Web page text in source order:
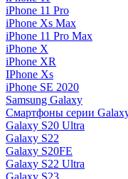
iPhone 11 Pro
iPhone Xs Max
iPhone 11 Pro Max
iPhone X
iPhone XR
IPhone Xs
iPhone SE 2020
Samsung Galaxy
Смартфоны серии
Galaxy S20 Ultra
Galaxy S22
Galaxy S20FE
Galaxy S22 Ultra
Galaxy S23